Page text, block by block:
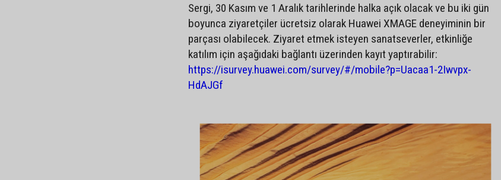
Sergi, 30 Kasım ve 1 Aralık tarihlerinde halka açık olacak ve bu iki gün
boyunca ziyaretçiler ücretsiz olarak Huawei XMAGE deneyiminin bir
parçası olabilecek. Ziyaret etmek isteyen sanatseverler, etkinliğe
katılım için aşağıdaki bağlantı üzerinden kayıt yaptırabilir:
https://isurvey.huawei.com/survey/#/mobile?p=Uacaa1-2Iwvpx-
HdAJGf